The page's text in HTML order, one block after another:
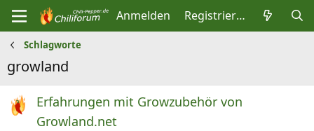
Anmelden Registrieren
Schlagworte
growland
Erfahrungen mit Growzubehör von
Growland.net